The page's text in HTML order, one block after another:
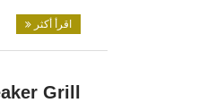
اقرأ أكثر
Grill